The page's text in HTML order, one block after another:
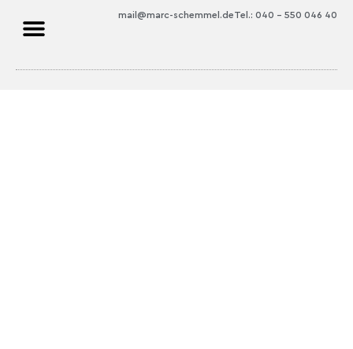
Tel.: 040 – 550 046 40
mail@marc-schemmel.de